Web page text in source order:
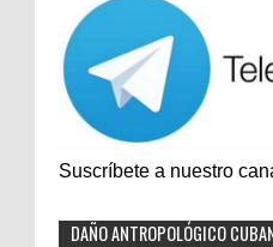
Suscríbete a nuestro
DAÑO ANTROPOLÓGICO